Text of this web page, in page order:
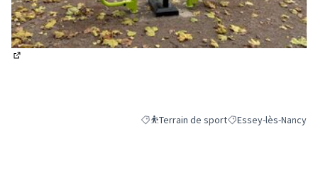
Filtrer les résultats de la catégorie :
⛹️Terrain de sportFiltrer les résultats
Essey-lès-Nancy